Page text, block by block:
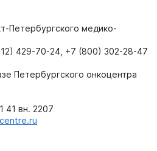
Петербургского медико-
429-70-24, +7 (800) 302-28-47
Петербургского онкоцентра
41 вн. 2207